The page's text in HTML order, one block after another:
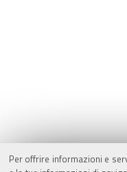
Per offrire informazioni e